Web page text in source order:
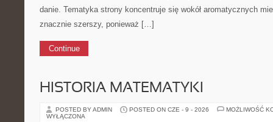
danie. Tematyka strony koncentruje się wokół aromatycznych
znacznie szerszy, ponieważ […]
Continue
HISTORIA MATEMATYKI
POSTED BY ADMIN POSTED ON CZE - 9 - 2026
MOŻLIWOŚĆ
WYŁĄCZONA